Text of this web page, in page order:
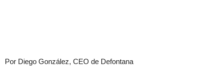
Por Diego González, CEO de Defontana